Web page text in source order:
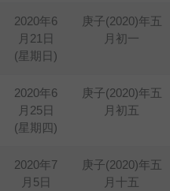
2020年6
月21日
(星期日)
庚子(2020)年五
月初一
2020年6
月25日
(星期四)
庚子(2020)年五
月初五
2020年7
月5日
庚子(2020)年五
月十五